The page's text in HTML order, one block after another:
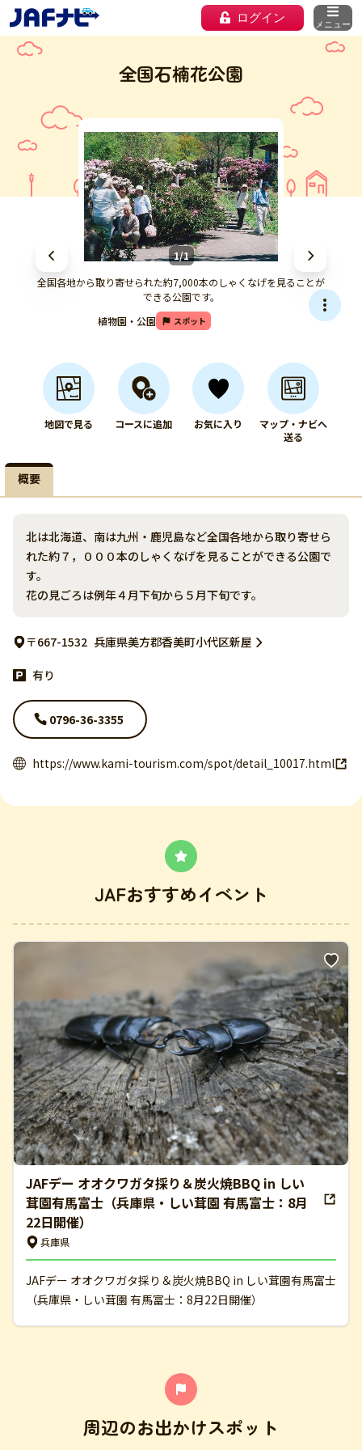
ログイン メニュー
全国石楠花公園
1/1
全国各地から取り寄せられた約7,000本のしゃくなげを見ることが
できる公園です。
植物園・公園
スポット
地図で見る コースに追加 お気に入り
マップ・ナビへ
送る
概要
北は北海道、南は九州・鹿児島など全国各地から取り寄せら
れた約７，０００本のしゃくなげを見ることができる公園で
す。
花の見ごろは例年４月下旬から５月下旬です。
〒667-1532 兵庫県美方郡香美町小代区新屋
有り
0796-36-3355
https://www.kami-tourism.com/spot/detail_10017.html
JAFおすすめイベント
JAFデー オオクワガタ採り＆炭火焼BBQ in しい
茸園有馬富士（兵庫県・しい茸園 有馬富士：8月
22日開催）
兵庫県
JAFデー オオクワガタ採り＆炭火焼BBQ in しい茸園有馬富士
（兵庫県・しい茸園 有馬富士：8月22日開催）
周辺のお出かけスポット